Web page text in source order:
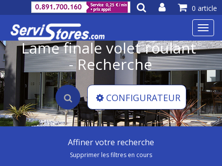
0 article
Lame finale volet roulant
- Recherche
CONFIGURATEUR
Affiner votre recherche
Supprimer les filtres en cours